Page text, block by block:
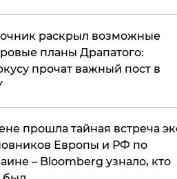
раскрыл возможные
планы Драпатого:
прочат важный пост в
прошла тайная встреча
Европы и РФ по
– Bloomberg узнало, кто